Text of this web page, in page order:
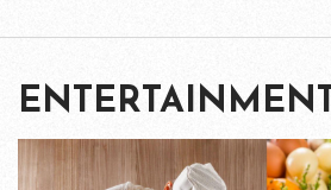
ENTERTAINMENT